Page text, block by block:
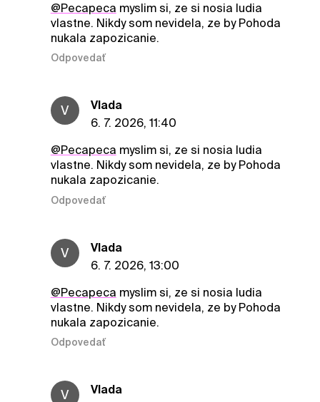
@Pecapeca myslim si, ze si nosia ludia
vlastne. Nikdy som nevidela, ze by Pohoda
nukala zapozicanie.
Odpovedať
V
Vlada
6. 7. 2026, 11:40
@Pecapeca myslim si, ze si nosia ludia
vlastne. Nikdy som nevidela, ze by Pohoda
nukala zapozicanie.
Odpovedať
V
Vlada
6. 7. 2026, 13:00
@Pecapeca myslim si, ze si nosia ludia
vlastne. Nikdy som nevidela, ze by Pohoda
nukala zapozicanie.
Odpovedať
V
Vlada